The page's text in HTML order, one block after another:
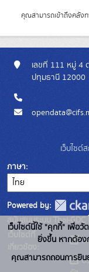
คุณสามารถเข้าถึงคลัง
เลขที่ 111 หมู่ 4
ปทุมธานี 12000
เว็บไซ
ภาษา
Powered by:
สนับสนุนระบบ Thai-
ร
บ
เว็บไซต์นี้ใช้ "คุกกี้" เพื่อ
ยิ่งขึ้น หากต้อง
คุณสามารถถอนการยิน